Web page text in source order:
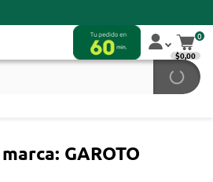
0
$0,00
GAROTO